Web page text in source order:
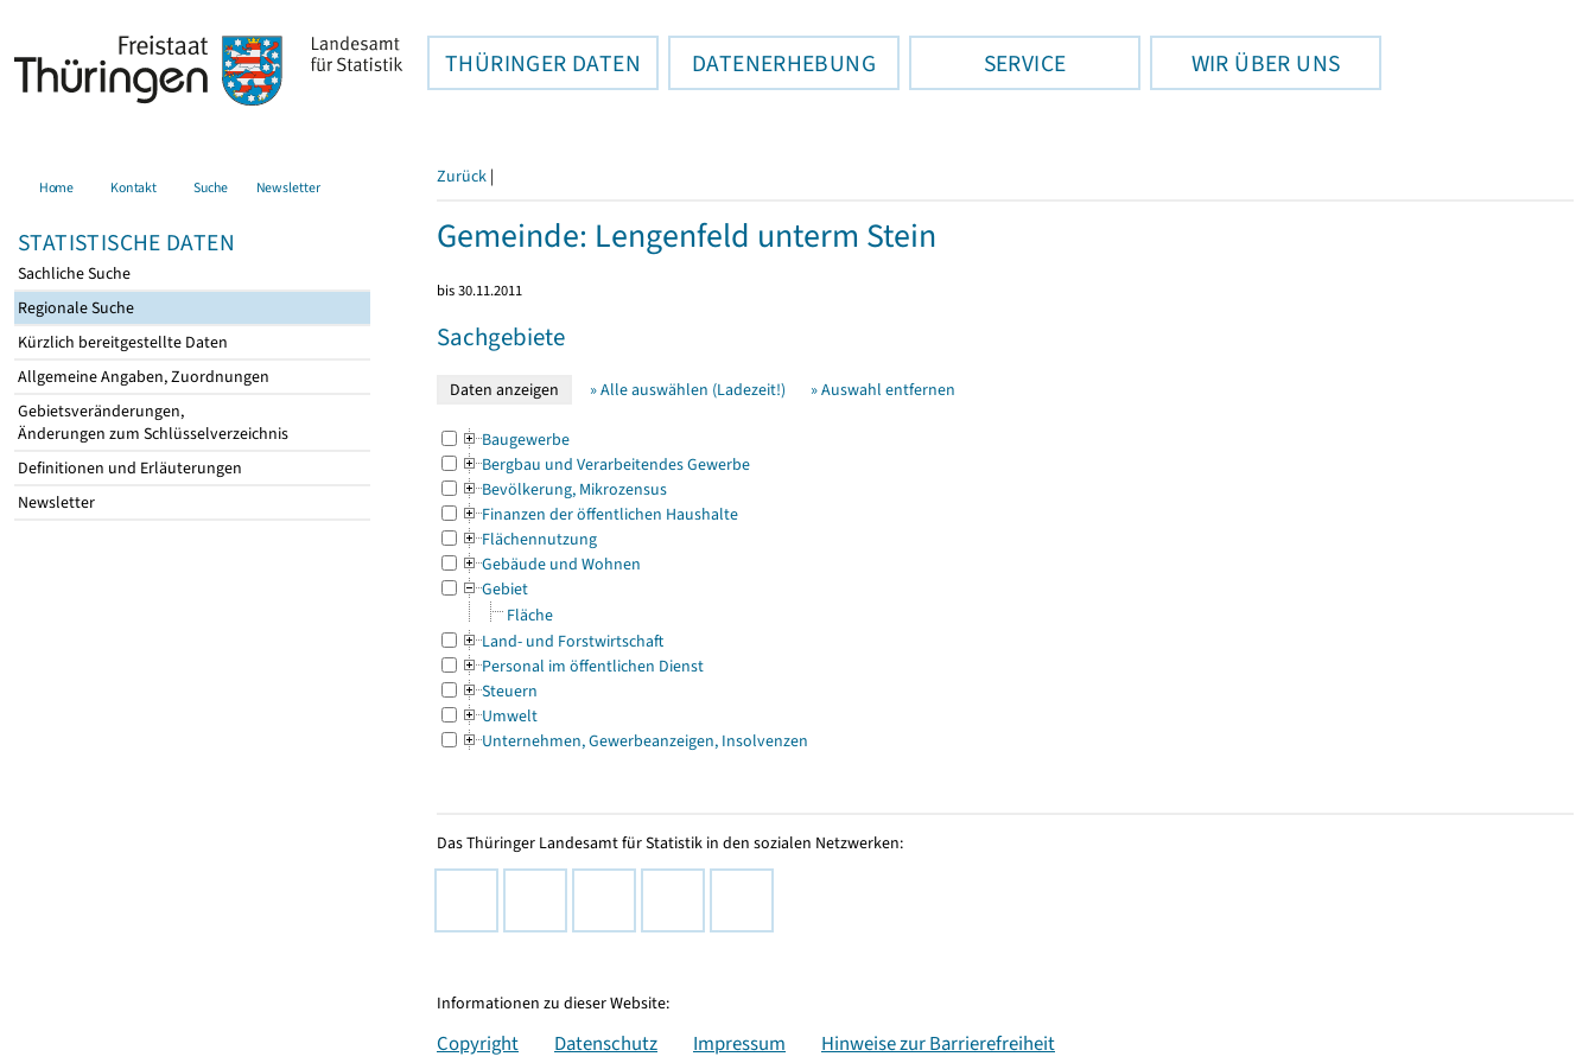
THÜRINGER DATEN DATENERHEBUNG SERVICE WIR ÜBER UNS
Home Kontakt Suche Newsletter
STATISTISCHE DATEN
Sachliche Suche
Regionale Suche
Kürzlich bereitgestellte Daten
Allgemeine Angaben, Zuordnungen
Gebietsveränderungen,
Änderungen zum Schlüsselverzeichnis
Definitionen und Erläuterungen
Newsletter
Zurück |
Gemeinde: Lengenfeld unterm Stein
bis 30.11.2011
Sachgebiete
» Alle auswählen (Ladezeit!) » Auswahl entfernen
Baugewerbe
Bergbau und Verarbeitendes Gewerbe
Bevölkerung, Mikrozensus
Finanzen der öffentlichen Haushalte
Flächennutzung
Gebäude und Wohnen
Gebiet
Fläche
Land- und Forstwirtschaft
Personal im öffentlichen Dienst
Steuern
Umwelt
Unternehmen, Gewerbeanzeigen, Insolvenzen
Das Thüringer Landesamt für Statistik in den sozialen Netzwerken:
Informationen zu dieser Website:
Copyright Datenschutz Impressum Hinweise zur Barrierefreiheit